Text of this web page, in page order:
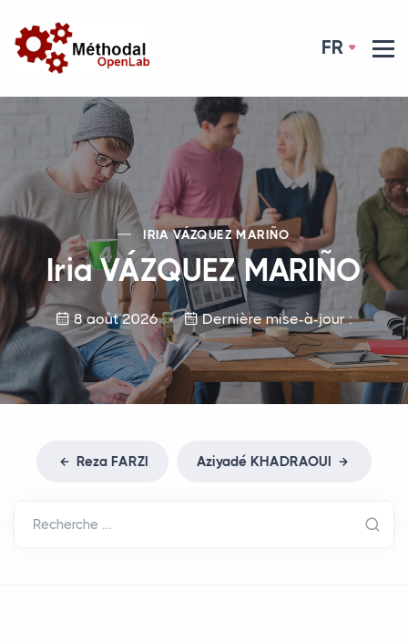
FR
IRIA VÁZQUEZ MARIÑO
Iria VÁZQUEZ MARIÑO
8 août 2026 Dernière mise-à-jour :
Reza FARZI Aziyadé KHADRAOUI
Recherche …